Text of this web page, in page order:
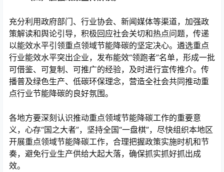
充分利用政府部门、行业协会、新闻媒体等渠道，加强政
策解读和舆论引导，积极回应社会关切和热点问题，传递
以能效水平引领重点领域节能降碳的坚定决心。遴选重点
行业能效水平突出企业，发布能效“领跑者”名单，形成一批
可借鉴、可复制、可推广的经验，及时进行宣传推介。传
播普及绿色生产、低碳环保理念，营造全社会共同推动重
点行业节能降碳的良好氛围。
各地方要深刻认识推动重点领域节能降碳工作的重要意
义，心存“国之大者”，坚持全国“一盘棋”，尽快组织本地区
开展重点领域节能降碳工作，合理把握政策实施时机和节
奏，避免行业生产供给大起大落，确保抓实抓好抓出成
效。